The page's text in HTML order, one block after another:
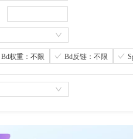
Bd权重：不限 Bd反链：不限